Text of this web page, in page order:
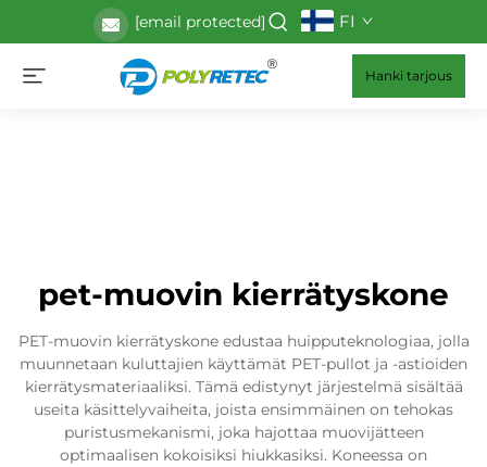
[email protected] FI
Hanki tarjous
pet-muovin kierrätyskone
PET-muovin kierrätyskone edustaa huipputeknologiaa, jolla
muunnetaan kuluttajien käyttämät PET-pullot ja -astioiden
kierrätysmateriaaliksi. Tämä edistynyt järjestelmä sisältää
useita käsittelyvaiheita, joista ensimmäinen on tehokas
puristusmekanismi, joka hajottaa muovijätteen
optimaalisen kokoisiksi hiukkasiksi. Koneessa on